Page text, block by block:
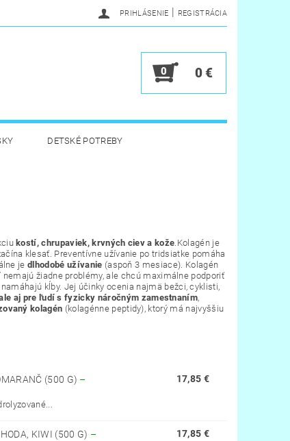
PRIHLÁSENIE | REGISTRÁCIA
0 0 €
DETSKÉ POTREBY
kostí, chrupaviek, krvných ciev a kože.Kolagén je
klesať. Preventívne užívanie po tridsiatke pomáha
jedlhodobé užívanie (aspoň 3 mesiace). Kolagén
žiadne problémy, ale chcú maximálne podporiť
kĺby. Jej účinky ocenia najmä bežci, cyklisti,
aj pre ľudí s fyzicky náročným zamestnaním,
kolagén (kolagénne peptidy), ktorý má najvyššiu
(500 G) –
17,85 €
KIWI (500 G) –
17,85 €